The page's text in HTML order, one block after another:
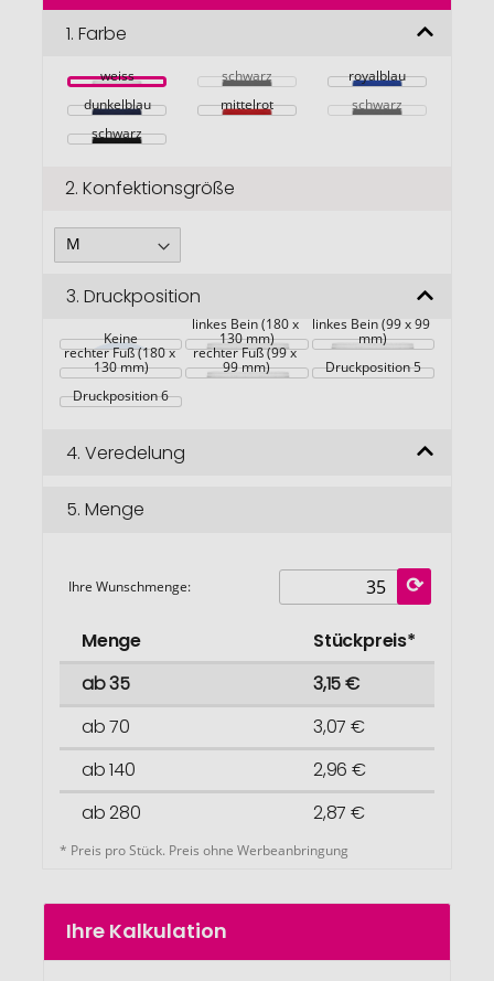
Bildgalerie
1. Farbe
weiss schwarz
royalblau
dunkelblau
mittelrot
schwarz
schwarz
2. Konfektionsgröße
3. Druckposition
Keine
linkes Bein (180 x
130 mm)
linkes Bein (99 x 99
mm)
rechter Fuß (180 x
130 mm)
rechter Fuß (99 x
99 mm)
Druckposition 5
Druckposition 6
4. Veredelung
5. Menge
Ihre Wunschmenge:
Menge
Stückpreis*
ab 35
3,15 €
ab 70
3,07 €
ab 140
2,96 €
ab 280
2,87 €
* Preis pro Stück. Preis ohne Werbeanbringung
Ihre Kalkulation